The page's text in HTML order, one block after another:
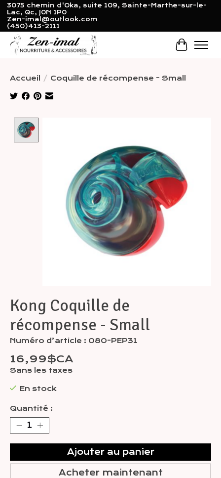
3075 chemin d'Oka, suite 109, Sainte-Marthe-sur-le-
Lac, Qc, J0N 1P0
Zen-imal@outlook.com
(450)413-2111
Panier
Accueil / Coquille de récompense - Small
Kong Coquille de
récompense - Small
Numéro d’article : 080-PEP31
16,99$CA
Sans les taxes
En stock
Quantité :
Ajouter au panier
Acheter maintenant